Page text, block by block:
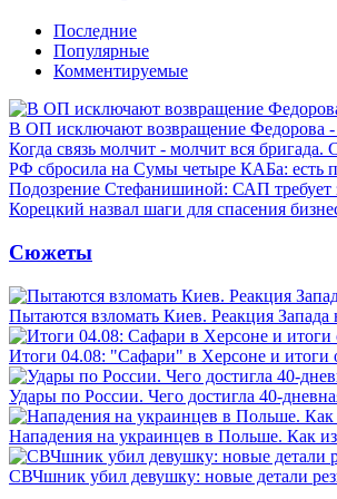
Последние
Популярные
Комментируемые
В ОП исключают возвращение
Когда связь молчит - молчит вся
РФ сбросила на Сумы четыре КАБа: есть
Подозрение Стефанишиной: САП требует
Корецкий назвал шаги для спасения
Сюжеты
Пытаются взломать Киев. Реакция Запада
Итоги 04.08: "Сафари" в Херсоне и итоги
Удары по России. Чего достигла 40-
Нападения на украинцев в Польше. Как
СВЧшник убил девушку: новые детали